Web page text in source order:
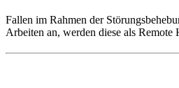
Fallen im Rahmen der
Arbeiten an, werden diese als Remote